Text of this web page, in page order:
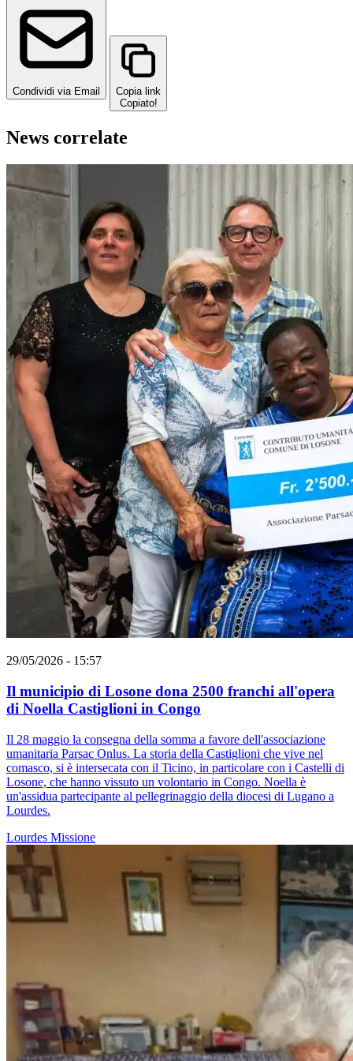
Condividi via Email
Copia link
Copiato!
News correlate
29/05/2026 - 15:57
Il municipio di Losone dona 2500 franchi all'opera
di Noella Castiglioni in Congo
Il 28 maggio la consegna della somma a favore dell'associazione
umanitaria Parsac Onlus. La storia della Castiglioni che vive nel
comasco, si è intersecata con il Ticino, in particolare con i Castelli di
Losone, che hanno vissuto un volontario in Congo. Noella è
un'assidua partecipante al pellegrinaggio della diocesi di Lugano a
Lourdes.
Lourdes Missione